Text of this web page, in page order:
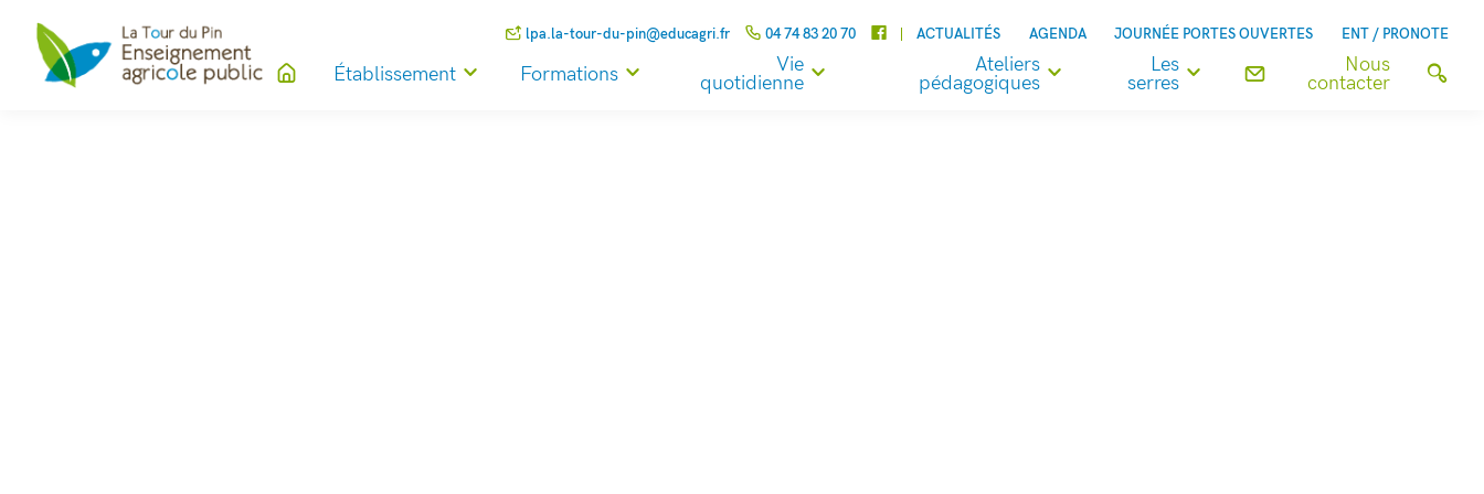
lpa.la-tour-du-pin@educagri.fr 04 74 83 20 70 ACTUALITÉS AGENDA JOURNÉE PORTES OUVERTES ENT / PRONOTE
Établissement Formations
Vie
quotidienne
Ateliers
pédagogiques
Les
serres
Nous
contacter